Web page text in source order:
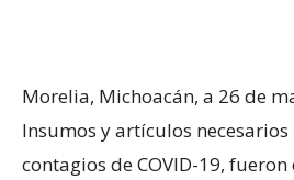
Morelia, Michoacán, a 26 de
Insumos y artículos
contagios de COVID-19,